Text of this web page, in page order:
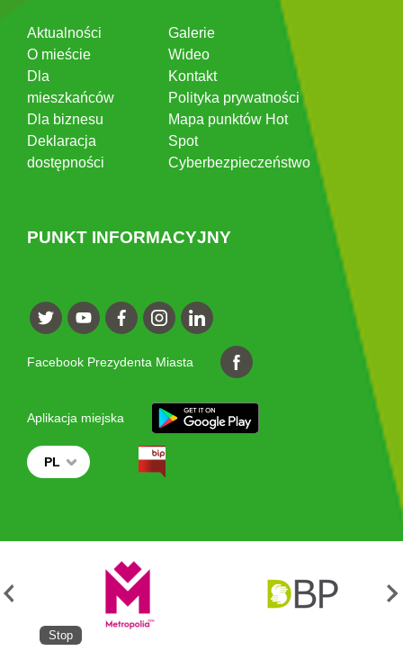
Aktualności
O mieście
Dla
mieszkańców
Dla biznesu
Deklaracja
dostępności
Galerie
Wideo
Kontakt
Polityka prywatności
Mapa punktów Hot
Spot
Cyberbezpieczeństwo
PUNKT INFORMACYJNY
Facebook Prezydenta Miasta
Aplikacja miejska
PL
Stop